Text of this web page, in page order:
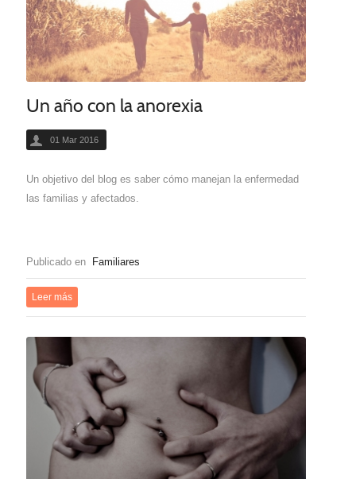
Un año con la anorexia
01 Mar 2016
Un objetivo del blog es saber cómo manejan la enfermedad
las familias y afectados.
Publicado en Familiares
Leer más